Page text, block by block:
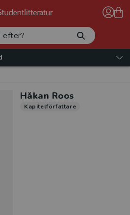
Håkan Roos
Kapitelförfattare